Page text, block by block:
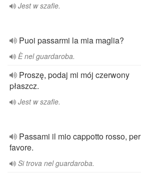
Jest w szafie.
Puoi passarmi la mia maglia?
È nel guardaroba.
Proszę, podaj mi mój czerwony
płaszcz.
Jest w szafie.
Passami il mio cappotto rosso, per
favore.
Si trova nel guardaroba.